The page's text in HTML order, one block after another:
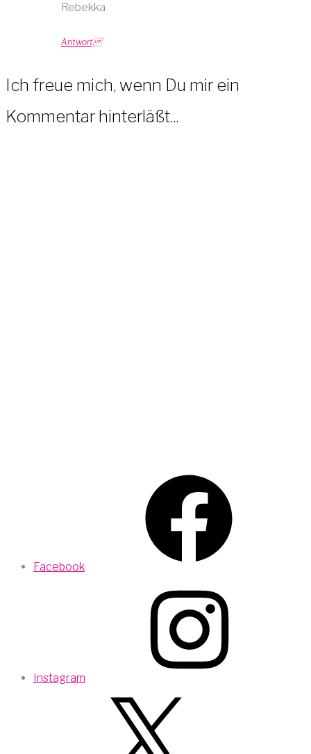
Rebekka
Antwort
Ich freue mich, wenn Du mir ein
Kommentar hinterläßt...
Facebook
Instagram